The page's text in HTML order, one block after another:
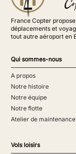
France Copter
déplacements et
tout autre aéroport en
Qui sommes-nous
A propos
Notre histoire
Notre équipe
Notre flotte
Atelier de maintenance
Vols loisirs